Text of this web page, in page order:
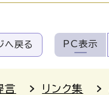
へ戻る PC表示
言 リンク集